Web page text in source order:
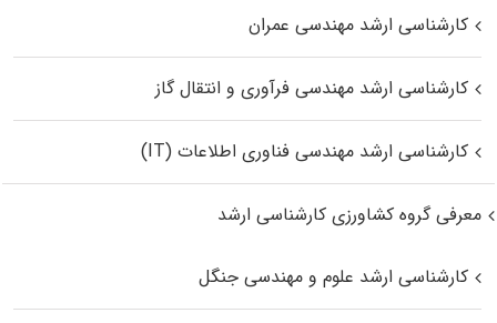
کارشناسی ارشد مهندسی عمران
کارشناسی ارشد مهندسی فرآوری و انتقال گاز
کارشناسی ارشد مهندسی فناوری اطلاعات (IT)
معرفی گروه کشاورزی کارشناسی ارشد
کارشناسی ارشد علوم و مهندسی جنگل